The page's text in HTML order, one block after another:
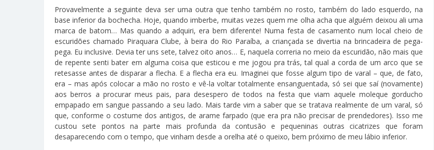
Provavelmente a seguinte deva ser uma outra que tenho também no rosto, também do lado esquerdo, na
base inferior da bochecha. Hoje, quando imberbe, muitas vezes quem me olha acha que alguém deixou ali uma
marca de batom… Mas quando a adquiri, era bem diferente! Numa festa de casamento num local cheio de
escuridões chamado Piraquara Clube, à beira do Rio Paraíba, a criançada se divertia na brincadeira de pega-
pega. Eu inclusive. Devia ter uns sete, talvez oito anos… E, naquela correria no meio da escuridão, não mais que
de repente senti bater em alguma coisa que esticou e me jogou pra trás, tal qual a corda de um arco que se
retesasse antes de disparar a flecha. E a flecha era eu. Imaginei que fosse algum tipo de varal – que, de fato,
era – mas após colocar a mão no rosto e vê-la voltar totalmente ensanguentada, só sei que saí (novamente)
aos berros a procurar meus pais, para desespero de todos na festa que viam aquele moleque gorducho
empapado em sangue passando a seu lado. Mais tarde vim a saber que se tratava realmente de um varal, só
que, conforme o costume dos antigos, de arame farpado (que era pra não precisar de prendedores). Isso me
custou sete pontos na parte mais profunda da contusão e pequeninas outras cicatrizes que foram
desaparecendo com o tempo, que vinham desde a orelha até o queixo, bem próximo de meu lábio inferior.